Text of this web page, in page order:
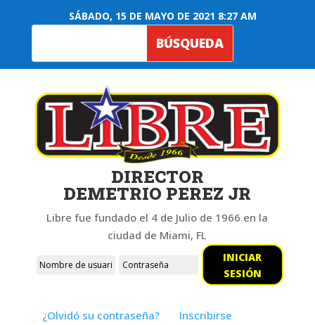
SÁBADO, 15 DE MAYO DE 2021 8:27 AM
DIRECTOR
DEMETRIO PEREZ JR
Libre fue fundado el 4 de Julio de 1966 en la
ciudad de Miami, FL
INICIAR
SESIÓN
¿Olvidó su contraseña? Inscribirse